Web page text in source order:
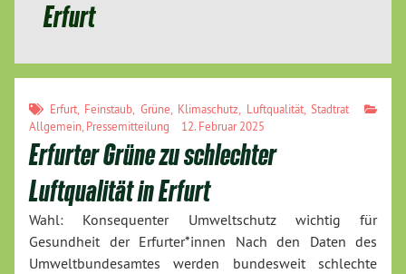
Erfurt
Erfurt, Feinstaub, Grüne, Klimaschutz, Luftqualität,Stadtrat
Allgemein, Pressemitteilung 12. Februar 2025
Erfurter Grüne zu schlechter
Luftqualität in Erfurt
Wahl: Konsequenter Umweltschutz wichtig für
Gesundheit der Erfurter*innen Nach den Daten des
Umweltbundesamtes werden bundesweit schlechte